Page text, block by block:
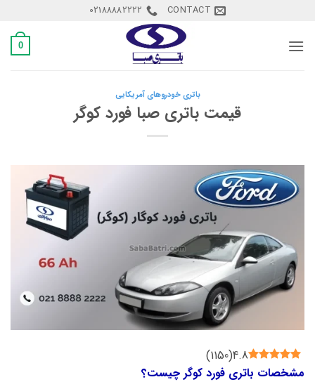
content
CONTACT
02188882222
0
باتری خودروهای آمریکایی
قیمت باتری صبا فورد کوگر
4.8
(
1150
)
مشخصات باتری فورد کوگر چیست؟